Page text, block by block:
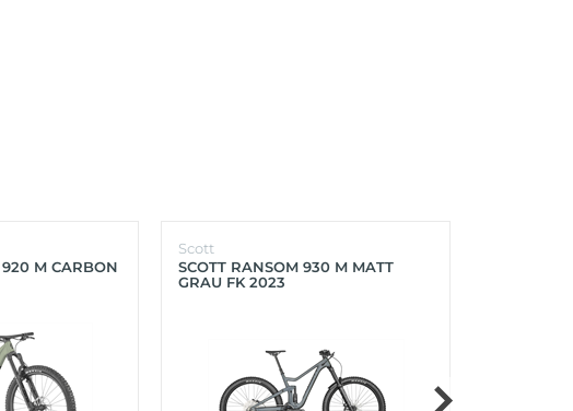
920 M CARBON
Scott
SCOTT RANSOM 930 M MATT
GRAU FK 2023